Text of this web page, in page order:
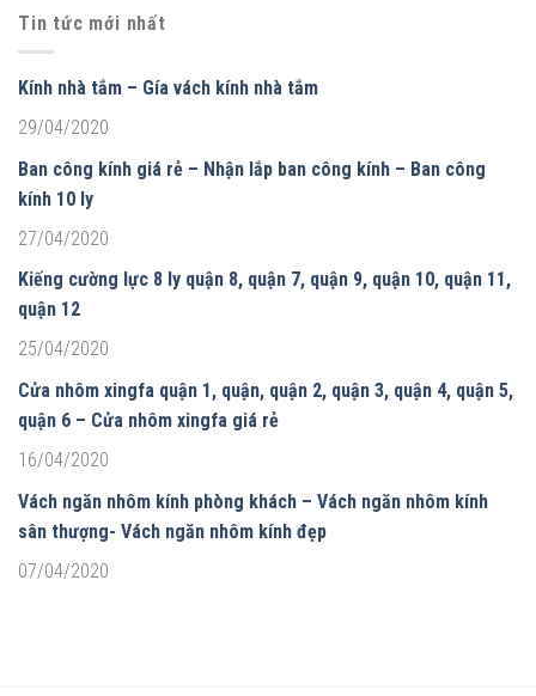
Tin tức mới nhất
Kính nhà tắm – Gía vách kính nhà tắm
29/04/2020
Ban công kính giá rẻ – Nhận lắp ban công kính – Ban công
kính 10 ly
27/04/2020
Kiếng cường lực 8 ly quận 8, quận 7, quận 9, quận 10, quận 11,
quận 12
25/04/2020
Cửa nhôm xingfa quận 1, quận, quận 2, quận 3, quận 4, quận 5,
quận 6 – Cửa nhôm xingfa giá rẻ
16/04/2020
Vách ngăn nhôm kính phòng khách – Vách ngăn nhôm kính
sân thượng- Vách ngăn nhôm kính đẹp
07/04/2020